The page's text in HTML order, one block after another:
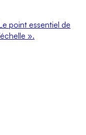
point essentiel de
».